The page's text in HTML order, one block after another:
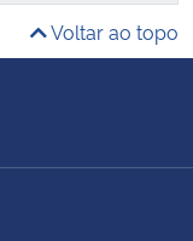
Voltar ao topo